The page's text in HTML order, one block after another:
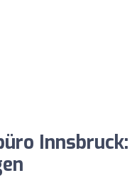
Innsbruck: